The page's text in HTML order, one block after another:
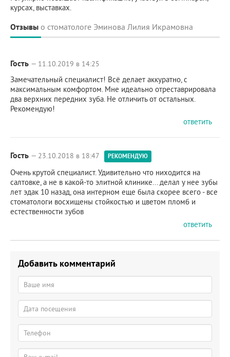
курсах, выставках.
Отзывы о стоматологе Эминова Лилия Икрамовна
Гость — 11.10.2019 в 14:25
Замечательный специалист! Всё делает аккуратно, с
максимальным комфортом. Мне идеально отреставрировала
два верхних передних зуба. Не отличить от остальных.
Рекомендую!
ответить
Гость — 23.10.2018 в 18:47 РЕКОМЕНДУЮ
Очень крутой специалист. Удивительно что ниходится на
салтовке, а не в какой-то элитной клинике... делал у нее зубы
лет эдак 10 назад, она интерном еще была скорее всего - все
стоматологи восхищены стойкостью и цветом пломб и
естественности зубов
ответить
Добавить комментарий